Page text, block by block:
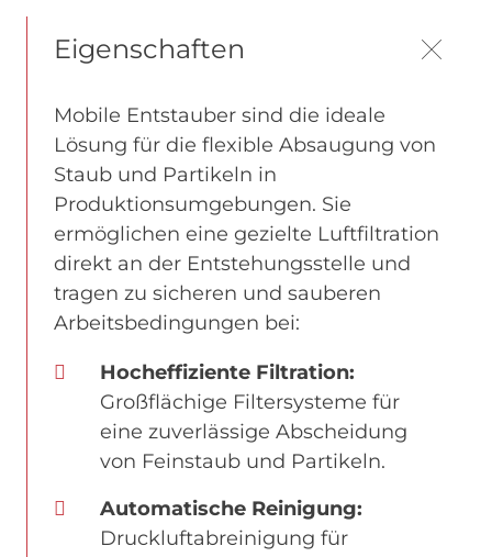
Eigenschaften
Mobile Entstauber sind die ideale
Lösung für die flexible Absaugung von
Staub und Partikeln in
Produktionsumgebungen. Sie
ermöglichen eine gezielte Luftfiltration
direkt an der Entstehungsstelle und
tragen zu sicheren und sauberen
Arbeitsbedingungen bei:
Hocheffiziente Filtration:
Großflächige Filtersysteme für
eine zuverlässige Abscheidung
von Feinstaub und Partikeln.
Automatische Reinigung:
Druckluftabreinigung für